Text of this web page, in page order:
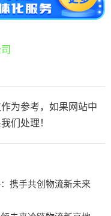
为参考，如果网站中
们处理！
携手共创物流新未来